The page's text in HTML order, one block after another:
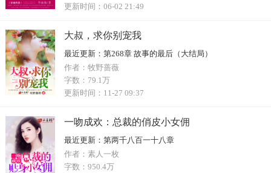
更新时间： 06-02 21:49
大叔，求你别宠我
最近更新： 第268章 故事的最后（大结局）
作者： 牧野蔷薇
字数： 79.1万
更新时间： 11-27 09:37
一吻成欢：总裁的俏皮小女佣
最近更新： 第两千八百一十八章
作者： 素人一枚
字数： 950.4万